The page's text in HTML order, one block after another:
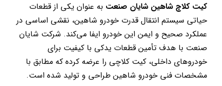
کیت کلاچ شاهین شایان صنعتبه عنوان یکی از قطعات
حیاتی سیستم انتقال قدرت خودرو شاهین، نقشی اساسی در
عملکرد صحیح و ایمن این خودرو ایفا می‌کند. شرکت شایان
صنعت با هدف تأمین قطعات یدکی با کیفیت برای
خودروهای داخلی، کیت کلاچی را عرضه کرده که مطابق با
مشخصات فنی خودرو شاهین طراحی و تولید شده است.